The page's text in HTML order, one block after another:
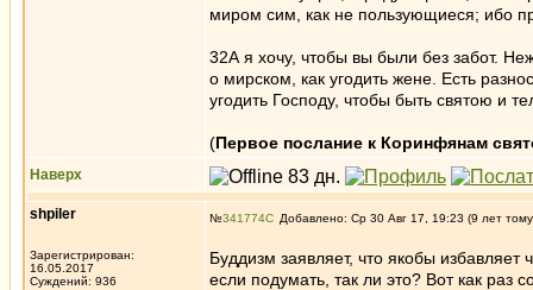
миром сим, как не пользующиеся; ибо
32А я хочу, чтобы вы были без забот.
о мирском, как угодить жене. Есть
угодить Господу, чтобы быть святою и
(Первое послание к Коринфянам
Наверх
shpiler
Зарегистрирован:
16.05.2017
Суждений: 936
№341774 Добавлено: Ср 30 Авг 17, 19:23 (9 лет
Буддизм заявляет, что якобы
если подумать, так ли это? Вот как раз